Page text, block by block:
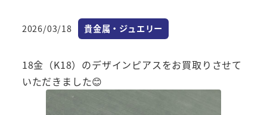
投稿日
2026/03/18 カテゴリー
貴金属・ジュエリー
18金（K18）のデザインピアスをお買取りさせて
いただきました😊